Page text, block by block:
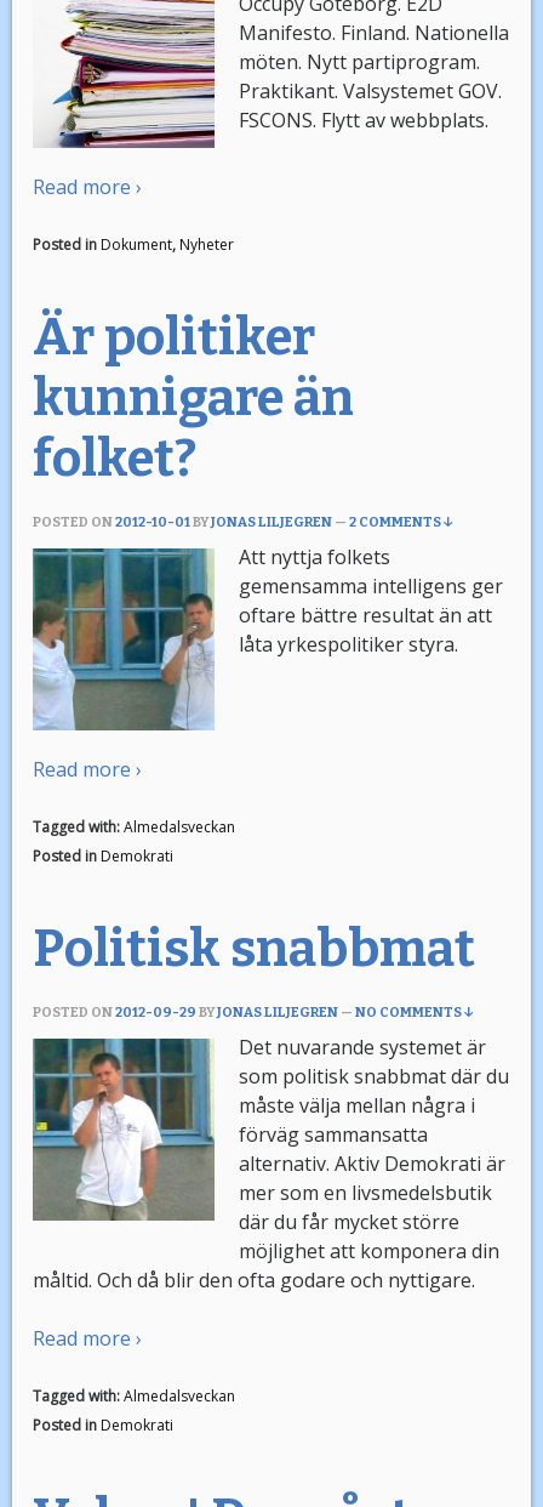
Manifesto. Finland. Nationella
möten. Nytt partiprogram.
Praktikant. Valsystemet GOV.
FSCONS. Flytt av webbplats.
Read more ›
Posted in Dokument, Nyheter
Är politiker
kunnigare än
folket?
POSTED ON2012-10-01BYJONAS LILJEGREN — 2 COMMENTS ↓
Att nyttja folkets
gemensamma intelligens ger
oftare bättre resultat än att
låta yrkespolitiker styra.
Read more ›
Tagged with:Almedalsveckan
Posted in Demokrati
Politisk snabbmat
POSTED ON2012-09-29 BYJONAS LILJEGREN — NO COMMENTS ↓
Det nuvarande systemet är
som politisk snabbmat där du
måste välja mellan några i
förväg sammansatta
alternativ. Aktiv Demokrati är
mer som en livsmedelsbutik
där du får mycket större
möjlighet att komponera din
måltid. Och då blir den ofta godare och nyttigare.
Read more ›
Tagged with:Almedalsveckan
Posted in Demokrati